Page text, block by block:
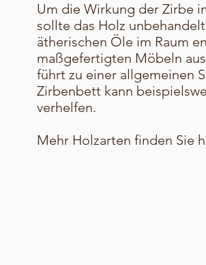
Um die Wirkung der Zirbe
sollte das Holz
ätherischen Öle im Raum
maßgefertigten Möbeln
führt zu einer allgemeinen
Zirbenbett kann
verhelfen.
Mehr Holzarten finden Sie